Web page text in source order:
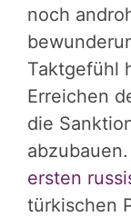
noch
Taktgefühl
Erreichen
die
ersten
türkischen